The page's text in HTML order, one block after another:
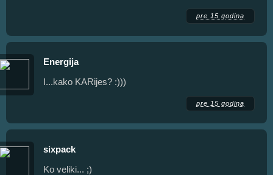
pre 15 godina
Energija
I...kako KARijes? :)))
pre 15 godina
sixpack
Ko veliki... ;)